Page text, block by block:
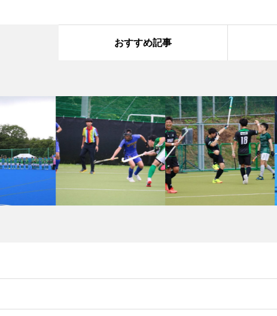
おすすめ記事